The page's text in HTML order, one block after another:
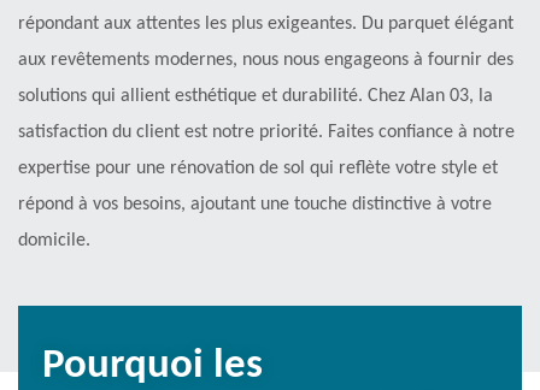
répondant aux attentes les plus exigeantes. Du parquet élégant
aux revêtements modernes, nous nous engageons à fournir des
solutions qui allient esthétique et durabilité. Chez Alan 03, la
satisfaction du client est notre priorité. Faites confiance à notre
expertise pour une rénovation de sol qui reflète votre style et
répond à vos besoins, ajoutant une touche distinctive à votre
domicile.
Pourquoi les